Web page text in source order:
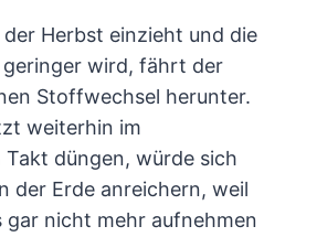
Herbst einzieht und die
geringer wird, fährt der
Stoffwechsel herunter.
weiterhin im
düngen, würde sich
der Erde anreichern, weil
gar nicht mehr aufnehmen